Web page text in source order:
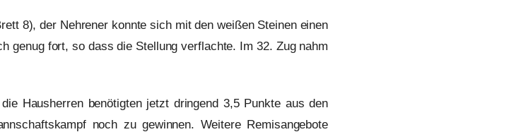
8), der Nehrener konnte sich mit den weißen Steinen einen
genug fort, so dass die Stellung verflachte. Im 32. Zug nahm
Hausherren benötigten jetzt dringend 3,5 Punkte aus den
noch zu gewinnen. Weitere Remisangebote